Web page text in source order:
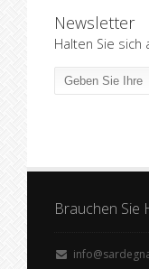
Newsletter
Halten Sie sich
Brauchen Sie